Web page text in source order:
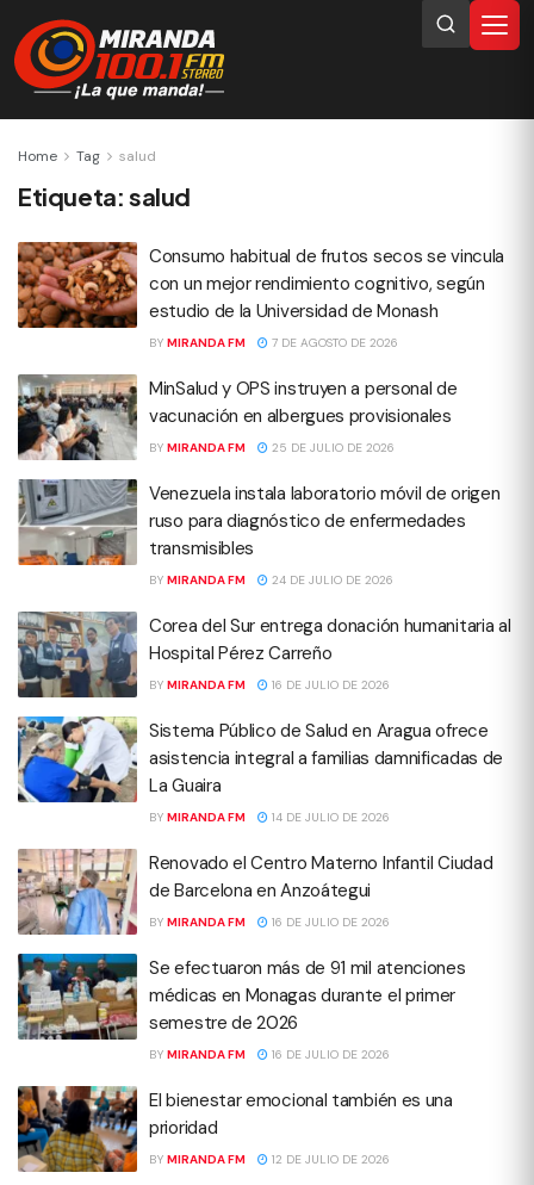
Home Tag salud
Etiqueta: salud
Consumo habitual de frutos secos se vincula
con un mejor rendimiento cognitivo, según
estudio de la Universidad de Monash
BY MIRANDA FM 7 DE AGOSTO DE 2026
MinSalud y OPS instruyen a personal de
vacunación en albergues provisionales
BY MIRANDA FM 25 DE JULIO DE 2026
Venezuela instala laboratorio móvil de origen
ruso para diagnóstico de enfermedades
transmisibles
BY MIRANDA FM 24 DE JULIO DE 2026
Corea del Sur entrega donación humanitaria al
Hospital Pérez Carreño
BY MIRANDA FM 16 DE JULIO DE 2026
Sistema Público de Salud en Aragua ofrece
asistencia integral a familias damnificadas de
La Guaira
BY MIRANDA FM 14 DE JULIO DE 2026
Renovado el Centro Materno Infantil Ciudad
de Barcelona en Anzoátegui
BY MIRANDA FM 16 DE JULIO DE 2026
Se efectuaron más de 91 mil atenciones
médicas en Monagas durante el primer
semestre de 2026
BY MIRANDA FM 16 DE JULIO DE 2026
El bienestar emocional también es una
prioridad
BY MIRANDA FM 12 DE JULIO DE 2026